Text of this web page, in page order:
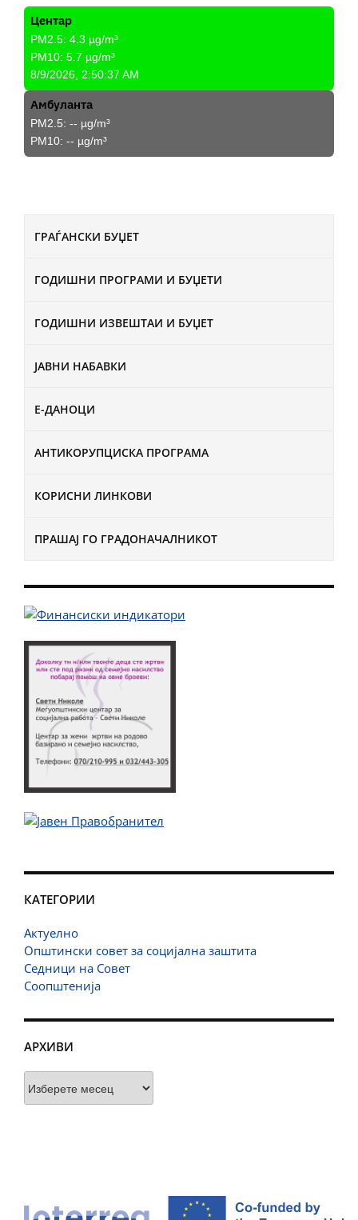
ГРАЃАНСКИ БУЏЕТ
ГОДИШНИ ПРОГРАМИ И БУЏЕТИ
ГОДИШНИ ИЗВЕШТАИ И БУЏЕТ
ЈАВНИ НАБАВКИ
Е-ДАНОЦИ
АНТИКОРУПЦИСКА ПРОГРАМА
КОРИСНИ ЛИНКОВИ
ПРАШАЈ ГО ГРАДОНАЧАЛНИКОТ
КАТЕГОРИИ
Актуелно
Општински совет за социјална заштита
Седници на Совет
Соопштенија
АРХИВИ
Центар
PM2.5: 4.3 µg/m³
PM10: 5.7 µg/m³
8/9/2026, 2:50:37 AM
Амбуланта
PM2.5: -- µg/m³
PM10: -- µg/m³